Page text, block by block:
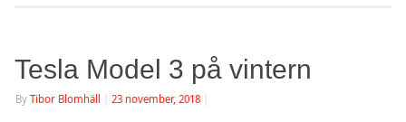
Tesla Model 3 på vintern
By Tibor Blomhäll 23 november, 2018